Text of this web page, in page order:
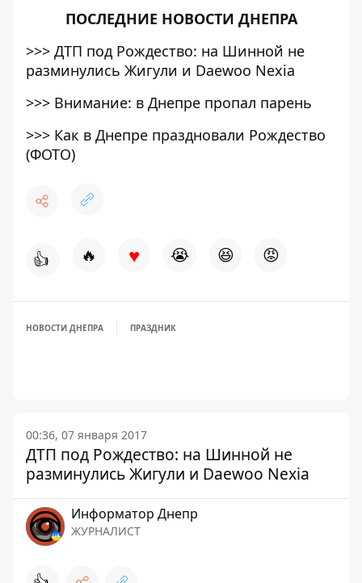
ПОСЛЕДНИЕ НОВОСТИ ДНЕПРА
>>> ДТП под Рождество: на Шинной не
разминулись Жигули и Daewoo Nexia
>>> Внимание: в Днепре пропал парень
>>> Как в Днепре праздновали Рождество
(ФОТО)
👍 🔥 ♥ 😭 😆 😡
НОВОСТИ ДНЕПРА ПРАЗДНИК
00:36, 07 января 2017
ДТП под Рождество: на Шинной не
разминулись Жигули и Daewoo Nexia
Информатор Днепр
ЖУРНАЛИСТ